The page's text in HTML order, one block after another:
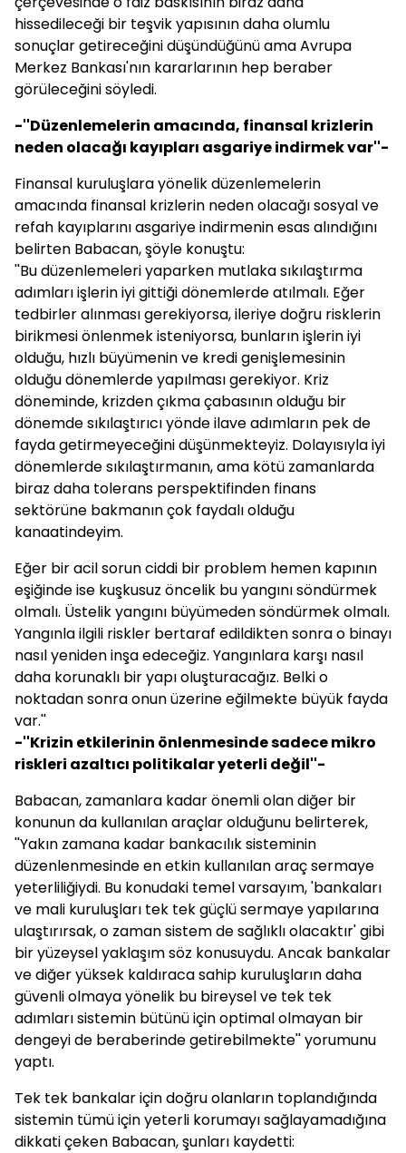
hissedileceği bir teşvik yapısının daha olumlu
sonuçlar getireceğini düşündüğünü ama Avrupa
Merkez Bankası'nın kararlarının hep beraber
görüleceğini söyledi.
-''Düzenlemelerin amacında, finansal krizlerin
neden olacağı kayıpları asgariye indirmek var''-
Finansal kuruluşlara yönelik düzenlemelerin
amacında finansal krizlerin neden olacağı sosyal ve
refah kayıplarını asgariye indirmenin esas alındığını
belirten Babacan, şöyle konuştu:
''Bu düzenlemeleri yaparken mutlaka sıkılaştırma
adımları işlerin iyi gittiği dönemlerde atılmalı. Eğer
tedbirler alınması gerekiyorsa, ileriye doğru risklerin
birikmesi önlenmek isteniyorsa, bunların işlerin iyi
olduğu, hızlı büyümenin ve kredi genişlemesinin
olduğu dönemlerde yapılması gerekiyor. Kriz
döneminde, krizden çıkma çabasının olduğu bir
dönemde sıkılaştırıcı yönde ilave adımların pek de
fayda getirmeyeceğini düşünmekteyiz. Dolayısıyla iyi
dönemlerde sıkılaştırmanın, ama kötü zamanlarda
biraz daha tolerans perspektifinden finans
sektörüne bakmanın çok faydalı olduğu
kanaatindeyim.
Eğer bir acil sorun ciddi bir problem hemen kapının
eşiğinde ise kuşkusuz öncelik bu yangını söndürmek
olmalı. Üstelik yangını büyümeden söndürmek olmalı.
Yangınla ilgili riskler bertaraf edildikten sonra o binayı
nasıl yeniden inşa edeceğiz. Yangınlara karşı nasıl
daha korunaklı bir yapı oluşturacağız. Belki o
noktadan sonra onun üzerine eğilmekte büyük fayda
var.''
-''Krizin etkilerinin önlenmesinde sadece mikro
riskleri azaltıcı politikalar yeterli değil''-
Babacan, zamanlara kadar önemli olan diğer bir
konunun da kullanılan araçlar olduğunu belirterek,
''Yakın zamana kadar bankacılık sisteminin
düzenlenmesinde en etkin kullanılan araç sermaye
yeterliliğiydi. Bu konudaki temel varsayım, 'bankaları
ve mali kuruluşları tek tek güçlü sermaye yapılarına
ulaştırırsak, o zaman sistem de sağlıklı olacaktır' gibi
bir yüzeysel yaklaşım söz konusuydu. Ancak bankalar
ve diğer yüksek kaldıraca sahip kuruluşların daha
güvenli olmaya yönelik bu bireysel ve tek tek
adımları sistemin bütünü için optimal olmayan bir
dengeyi de beraberinde getirebilmekte'' yorumunu
yaptı.
Tek tek bankalar için doğru olanların toplandığında
sistemin tümü için yeterli korumayı sağlayamadığına
dikkati çeken Babacan, şunları kaydetti: